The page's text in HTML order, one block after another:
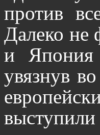
против
Далеко
и Япония
увязнув